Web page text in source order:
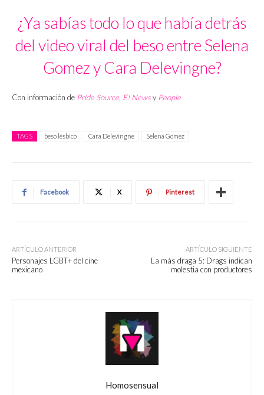
¿Ya sabías todo lo que había detrás
del video viral del beso entre Selena
Gomez y Cara Delevingne?
Con información de Pride Source, E! Newsy People
TAGS beso lésbico Cara Delevingne Selena Gomez
Facebook X Pinterest
ARTÍCULO ANTERIOR
Personajes LGBT+ del cine
mexicano
ARTÍCULO SIGUIENTE
La más draga 5: Drags indican
molestia con productores
Homosensual